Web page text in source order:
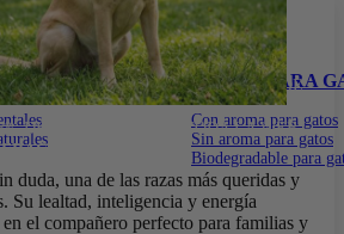
PARA GATOSARENA PARA
Con aroma para gatos
Sin aroma para gatos
Biodegradable para
TODA LA WEB CON EL CÓDIGO:
DE DESCUENTO EN TODA LA WEB
•15% DE DESCUENTO EN
CÓDIGO:PRIMERACOMPRA •15% DE
WEB CON EL CÓDIGO:
DE DESCUENTO EN TODA LA WEB
duda, una de las razas más queridas y
Su lealtad, inteligencia y energía
el compañero perfecto para familias y